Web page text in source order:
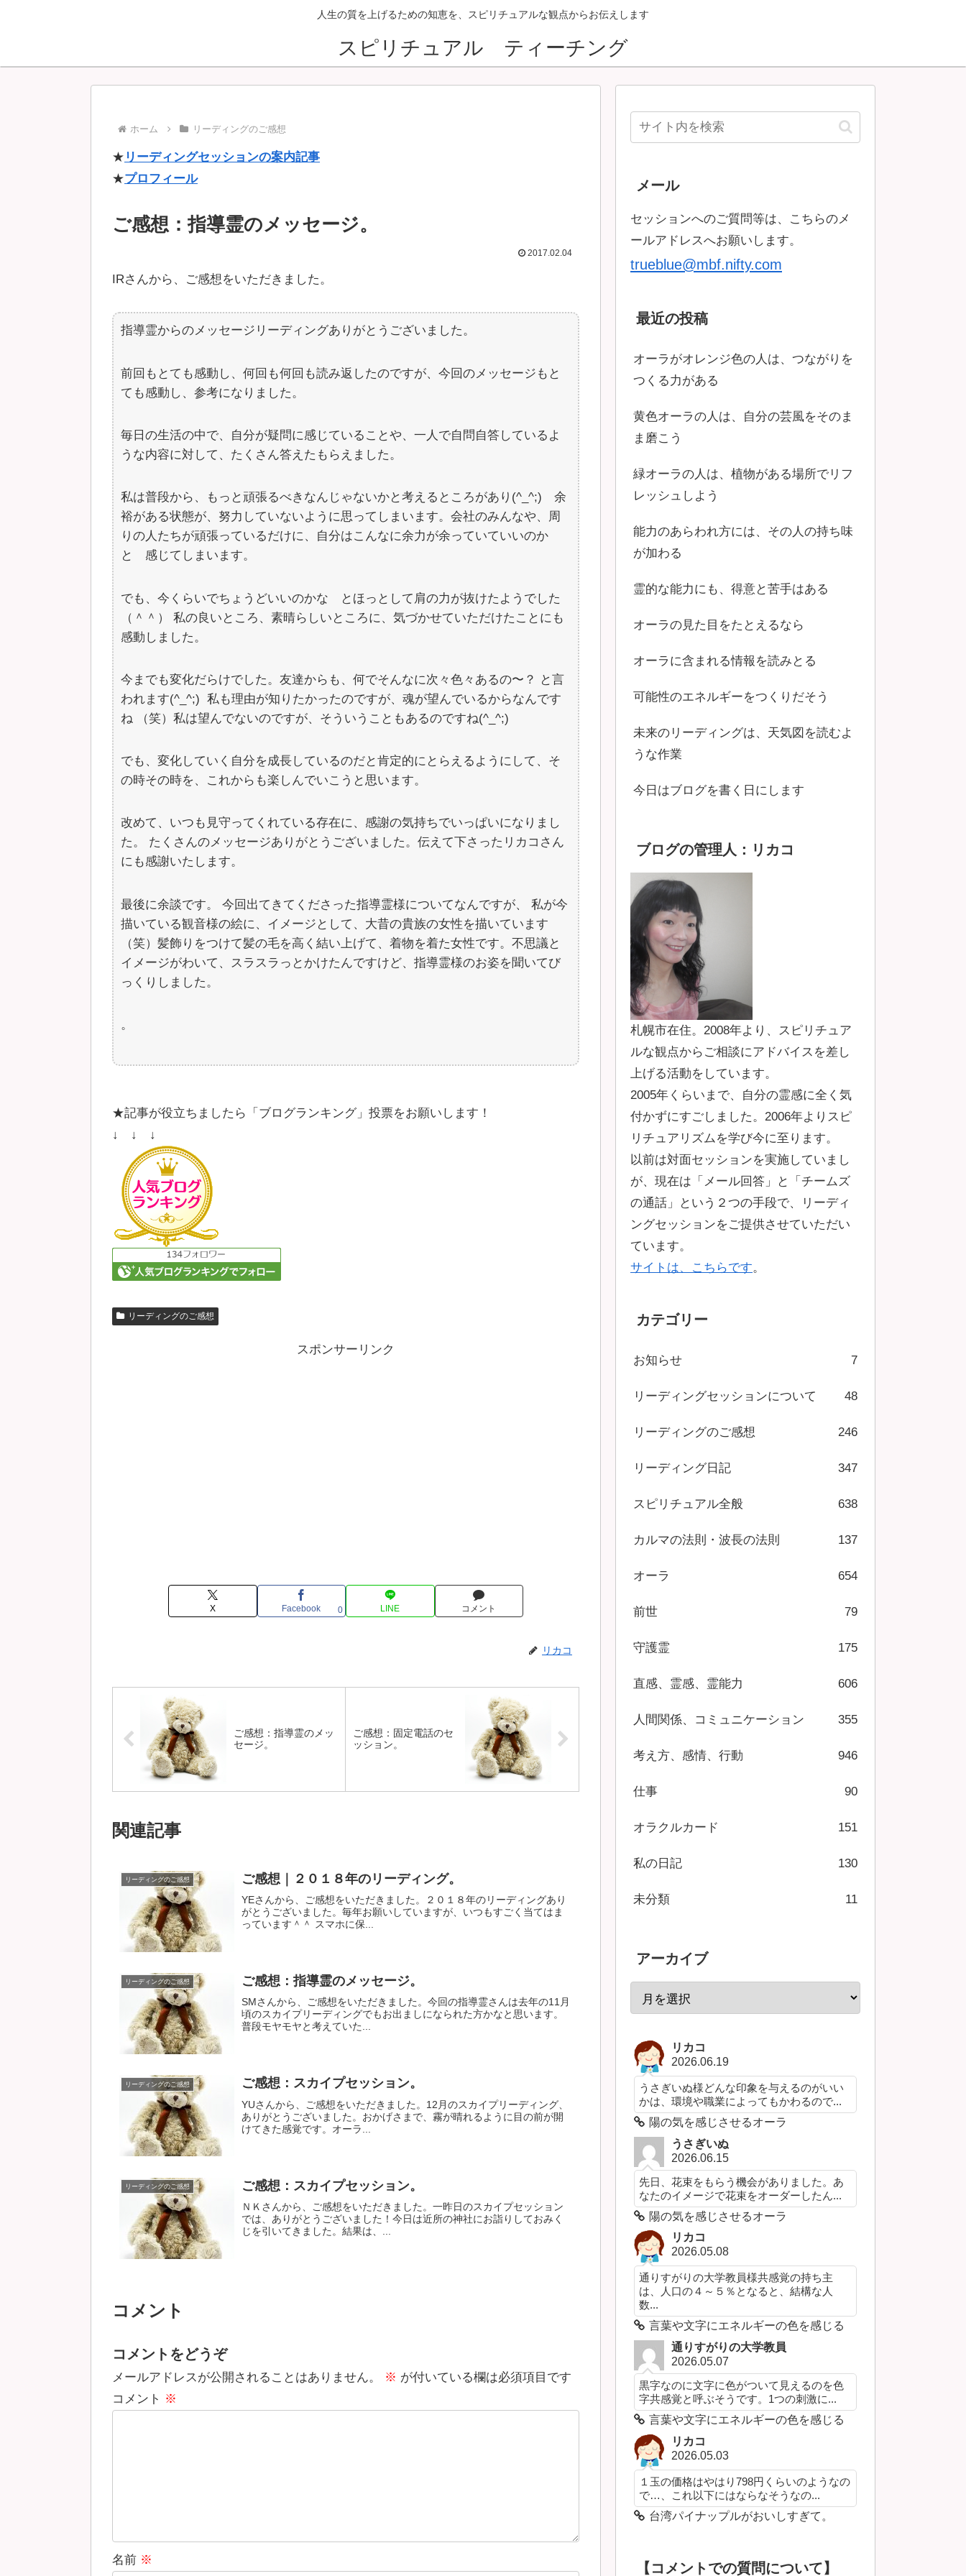
人生の質を上げるための知恵を、スピリチュアルな観点からお伝えします
スピリチュアル ティーチング
ホーム リーディングのご感想
★ リーディングセッションの案内記事
★プロフィール
ご感想：指導霊のメッセージ。
2017.02.04
IRさんから、ご感想をいただきました。
指導霊からのメッセージリーディングありがとうございました。
前回もとても感動し、何回も何回も読み返したのですが、今回のメッセージもと
ても感動し、参考になりました。
毎日の生活の中で、自分が疑問に感じていることや、一人で自問自答しているよ
うな内容に対して、たくさん答えたもらえました。
私は普段から、もっと頑張るべきなんじゃないかと考えるところがあり(^_^;) 余
裕がある状態が、努力していないように思ってしまいます。会社のみんなや、周
りの人たちが頑張っているだけに、自分はこんなに余力が余っていていいのか
と 感じてしまいます。
でも、今くらいでちょうどいいのかな とほっとして肩の力が抜けたようでした
（＾＾） 私の良いところ、素晴らしいところに、気づかせていただけたことにも
感動しました。
今までも変化だらけでした。友達からも、何でそんなに次々色々あるの〜？ と言
われます(^_^;) 私も理由が知りたかったのですが、魂が望んでいるからなんです
ね （笑）私は望んでないのですが、そういうこともあるのですね(^_^;)
でも、変化していく自分を成長しているのだと肯定的にとらえるようにして、そ
の時その時を、これからも楽しんでいこうと思います。
改めて、いつも見守ってくれている存在に、感謝の気持ちでいっぱいになりまし
た。 たくさんのメッセージありがとうございました。伝えて下さったリカコさん
にも感謝いたします。
最後に余談です。 今回出てきてくださった指導霊様についてなんですが、 私が今
描いている観音様の絵に、イメージとして、大昔の貴族の女性を描いています
（笑）髪飾りをつけて髪の毛を高く結い上げて、着物を着た女性です。不思議と
イメージがわいて、スラスラっとかけたんですけど、指導霊様のお姿を聞いてび
っくりしました。
。
★記事が役立ちましたら「ブログランキング」投票をお願いします！
↓ ↓ ↓
リーディングのご感想
スポンサーリンク
X Facebook 0 LINE コメント
リカコ
ご感想：指導霊のメッ
セージ。
ご感想：固定電話のセ
ッション。
関連記事
リーディングのご感想 ご感想｜２０１８年のリーディング。
YEさんから、ご感想をいただきました。２０１８年のリーディングあり
がとうございました。毎年お願いしていますが、いつもすごく当てはま
っています＾＾ スマホに保...
リーディングのご感想 ご感想：指導霊のメッセージ。
SMさんから、ご感想をいただきました。今回の指導霊さんは去年の11月
頃のスカイプリーディングでもお出ましになられた方かなと思います。
普段モヤモヤと考えていた...
リーディングのご感想 ご感想：スカイプセッション。
YUさんから、ご感想をいただきました。12月のスカイプリーディング、
ありがとうございました。おかげさまで、霧が晴れるように目の前が開
けてきた感覚です。オーラ...
リーディングのご感想 ご感想：スカイプセッション。
ＮＫさんから、ご感想をいただきました。一昨日のスカイプセッション
では、ありがとうございました！今日は近所の神社にお詣りしておみく
じを引いてきました。結果は、...
コメント
コメントをどうぞ
メールアドレスが公開されることはありません。 ※ が付いている欄は必須項目です
コメント ※
名前 ※
メール
セッションへのご質問等は、こちらのメ
ールアドレスへお願いします。
trueblue@mbf.nifty.com
最近の投稿
オーラがオレンジ色の人は、つながりを
つくる力がある
黄色オーラの人は、自分の芸風をそのま
ま磨こう
緑オーラの人は、植物がある場所でリフ
レッシュしよう
能力のあらわれ方には、その人の持ち味
が加わる
霊的な能力にも、得意と苦手はある
オーラの見た目をたとえるなら
オーラに含まれる情報を読みとる
可能性のエネルギーをつくりだそう
未来のリーディングは、天気図を読むよ
うな作業
今日はブログを書く日にします
ブログの管理人：リカコ
札幌市在住。2008年より、スピリチュア
ルな観点からご相談にアドバイスを差し
上げる活動をしています。
2005年くらいまで、自分の霊感に全く気
付かずにすごしました。2006年よりスピ
リチュアリズムを学び今に至ります。
以前は対面セッションを実施していまし
が、現在は「メール回答」と「チームズ
の通話」という２つの手段で、リーディ
ングセッションをご提供させていただい
ています。
サイトは、こちらです。
カテゴリー
お知らせ 7
リーディングセッションについて 48
リーディングのご感想 246
リーディング日記 347
スピリチュアル全般 638
カルマの法則・波長の法則 137
オーラ 654
前世 79
守護霊 175
直感、霊感、霊能力 606
人間関係、コミュニケーション 355
考え方、感情、行動 946
仕事 90
オラクルカード 151
私の日記 130
未分類 11
アーカイブ
リカコ
2026.06.19
うさぎいぬ様どんな印象を与えるのがいい
かは、環境や職業によってもかわるので...
陽の気を感じさせるオーラ
うさぎいぬ
2026.06.15
先日、花束をもらう機会がありました。あ
なたのイメージで花束をオーダーしたん...
陽の気を感じさせるオーラ
リカコ
2026.05.08
通りすがりの大学教員様共感覚の持ち主
は、人口の４～５％となると、結構な人
数...
言葉や文字にエネルギーの色を感じる
通りすがりの大学教員
2026.05.07
黒字なのに文字に色がついて見えるのを色
字共感覚と呼ぶそうです。1つの刺激に...
言葉や文字にエネルギーの色を感じる
リカコ
2026.05.03
１玉の価格はやはり798円くらいのようなの
で…、これ以下にはならなそうなの...
台湾パイナップルがおいしすぎて。
【コメントでの質問について】